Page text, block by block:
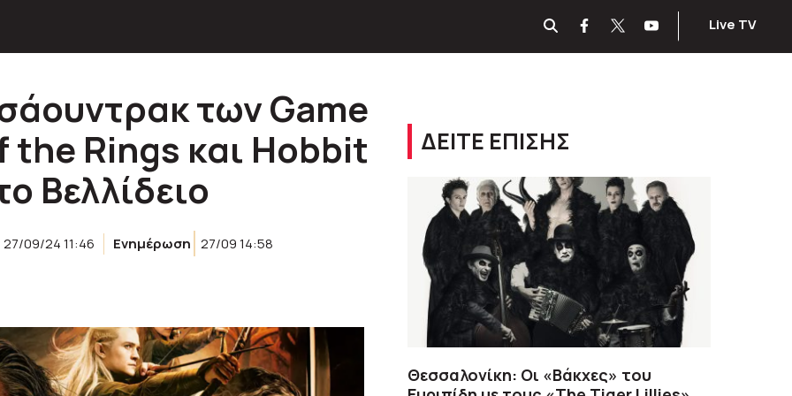
Live TV
των Game
the Rings και Ηοbbit
Βελλίδειο
27/09/24 11:46 Ενημέρωση 27/09 14:58
ΔΕΙΤΕ ΕΠΙΣΗΣ
Θεσσαλονίκη: Oι «Βάκχες» του